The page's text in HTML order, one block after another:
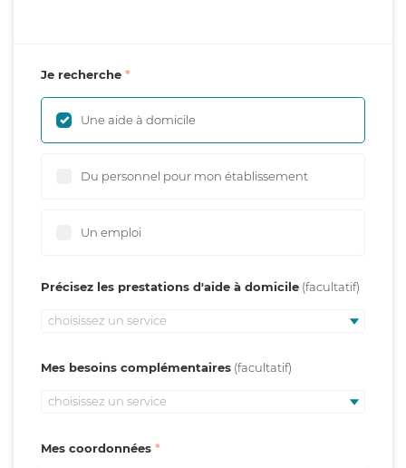
Je recherche
Une aide à domicile
Du personnel pour mon établissement
Un emploi
Précisez les prestations d'aide à domicile
choisissez un service
Mes besoins complémentaires
choisissez un service
Mes coordonnées